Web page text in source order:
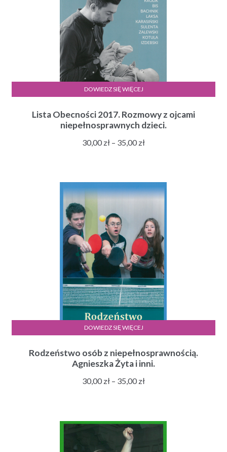
Lista Obecności 2017. Rozmowy z ojcami
niepełnosprawnych dzieci.
30,00 zł – 35,00 złZakres
do
DOWIEDZ SIĘ WIĘCEJ
Rodzeństwo osób z niepełnosprawnością.
Agnieszka Żyta i inni.
30,00 zł – 35,00 złZakres
DOWIEDZ SIĘ WIĘCEJ